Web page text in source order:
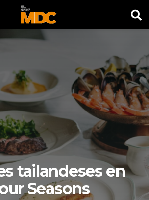
tailandeses en
Seasons